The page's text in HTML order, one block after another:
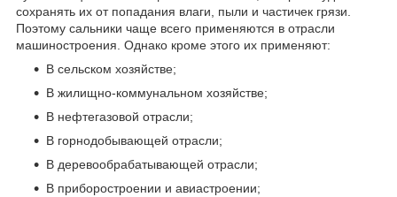
сохранять их от попадания влаги, пыли и частичек грязи.
Поэтому сальники чаще всего применяются в отрасли
машиностроения. Однако кроме этого их применяют:
В сельском хозяйстве;
В жилищно-коммунальном хозяйстве;
В нефтегазовой отрасли;
В горнодобывающей отрасли;
В деревообрабатывающей отрасли;
В приборостроении и авиастроении;